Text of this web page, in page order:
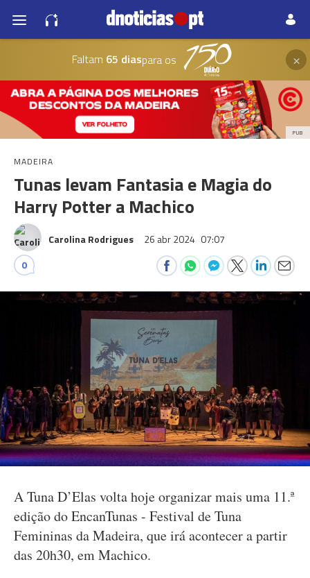
Faltam 65 diaspara os ×
PUB
MADEIRA
Tunas levam Fantasia e Magia do
Harry Potter a Machico
Carolina Rodrigues 26 abr 2024 07:07
0
A Tuna D’Elas volta hoje organizar mais uma 11.ª
edição do EncanTunas - Festival de Tuna
Femininas da Madeira, que irá acontecer a partir
das 20h30, em Machico.